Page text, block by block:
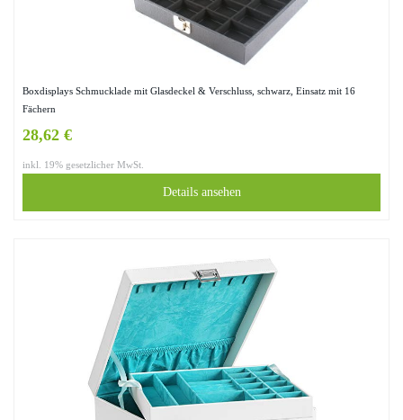
Boxdisplays Schmucklade mit Glasdeckel & Verschluss, schwarz, Einsatz mit 16
Fächern
28,62 €
inkl. 19% gesetzlicher MwSt.
Details ansehen